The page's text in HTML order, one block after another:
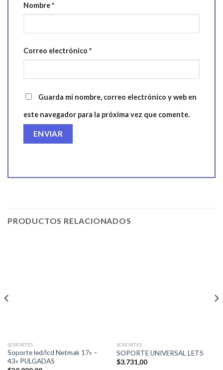
Nombre*
Correo electrónico *
Guarda mi nombre, correo electrónico y web en
este navegador para la próxima vez que comente.
PRODUCTOS RELACIONADOS
SOPORTES
Soporte led/lcd Netmak 17» –
43» PULGADAS
SOPORTES
SOPORTE UNIVERSAL LETS
$3.731,00